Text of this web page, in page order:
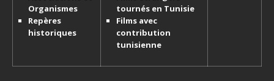
Organismes
Repères
historiques
tournés en Tunisie
Films avec
contribution
tunisienne